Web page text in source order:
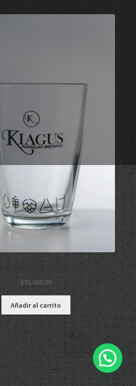
Vaso Vega 410cc Kiagus
₲35,000.00
Añadir al carrito